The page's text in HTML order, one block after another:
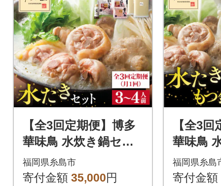
す。
【全3回定期便】博多
華味鳥 水炊き鍋セッ
ト 3-4人前 [AIB003]
福岡県糸島市
寄付金額 35,000円
【全3
華味鳥
セット
006]
福岡県糸島
寄付金額